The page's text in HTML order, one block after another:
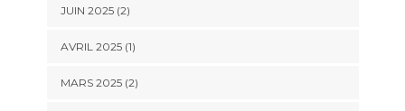
JUIN 2025(2)
AVRIL 2025(1)
MARS 2025(2)